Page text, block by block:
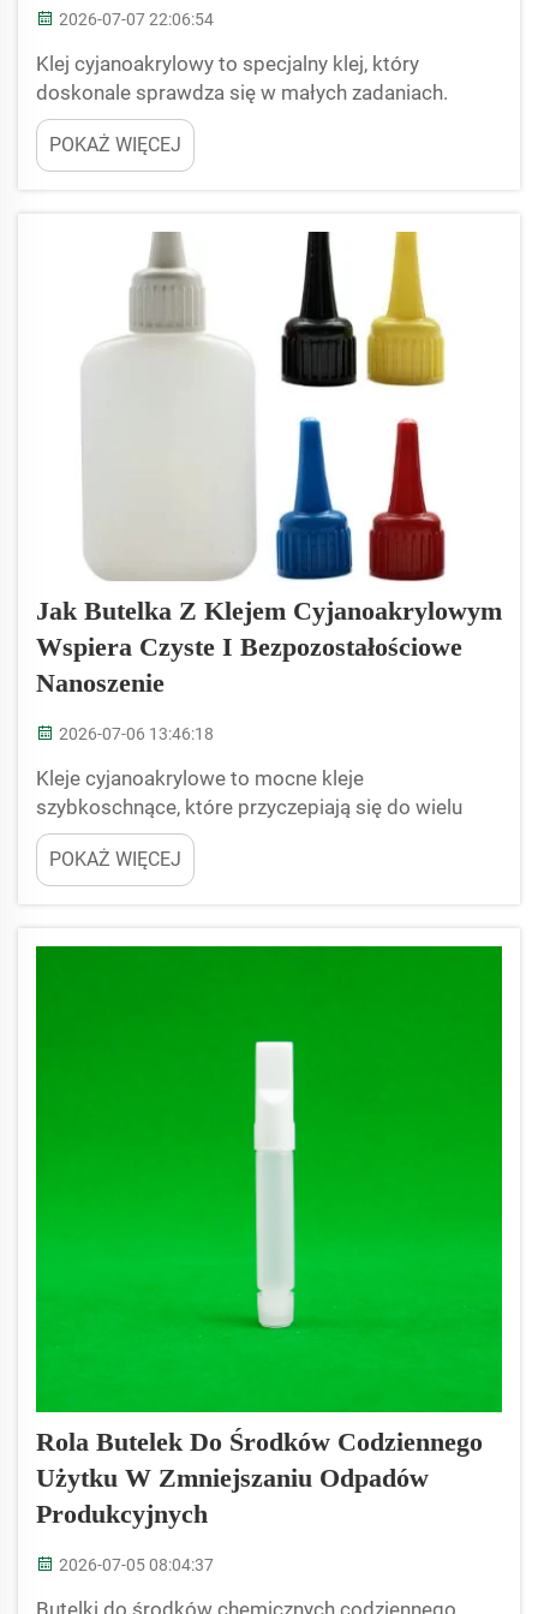
2026-07-07 22:06:54
Klej cyjanoakrylowy to specjalny klej, który
doskonale sprawdza się w małych zadaniach.
Łączy elementy bardzo szybko, co ułatwia sklejanie
małych części. Najlepszą cechą kleju
cyjanoakrylowego jest jego szybkie schnięcie i
popularny wśród osób d...
POKAŻ WIĘCEJ
Jak Butelka Z Klejem Cyjanoakrylowym
Wspiera Czyste I Bezpozostałościowe
Nanoszenie
2026-07-06 13:46:18
Kleje cyjanoakrylowe to mocne kleje
szybkoschnące, które przyczepiają się do wielu
powierzchni. Są one stosowane w rękodziele,
naprawach i wielu innych zastosowaniach. Jednym
ze skutecznych sposobów ich użycia są specjalne
BOTTLE produkuje takie butelki, aby ułatwić
POKAŻ WIĘCEJ
Rola Butelek Do Środków Codziennego
Użytku W Zmniejszaniu Odpadów
Produkcyjnych
2026-07-05 08:04:37
Butelki do środków chemicznych codziennego